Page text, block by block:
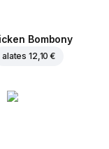
Bombony
alates 12,10 €